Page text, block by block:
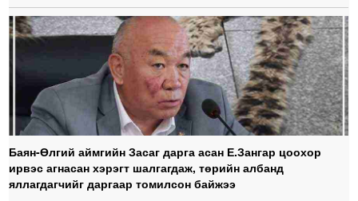
Баян-Өлгий аймгийн Засаг дарга асан Е.Зангар цоохор
ирвэс агнасан хэрэгт шалгагдаж, төрийн албанд
яллагдагчийг даргаар томилсон байжээ